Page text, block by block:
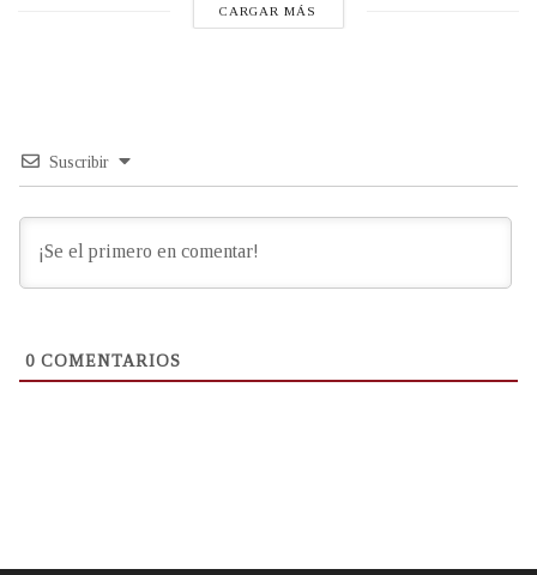
CARGAR MÁS
Suscribir
0 COMENTARIOS